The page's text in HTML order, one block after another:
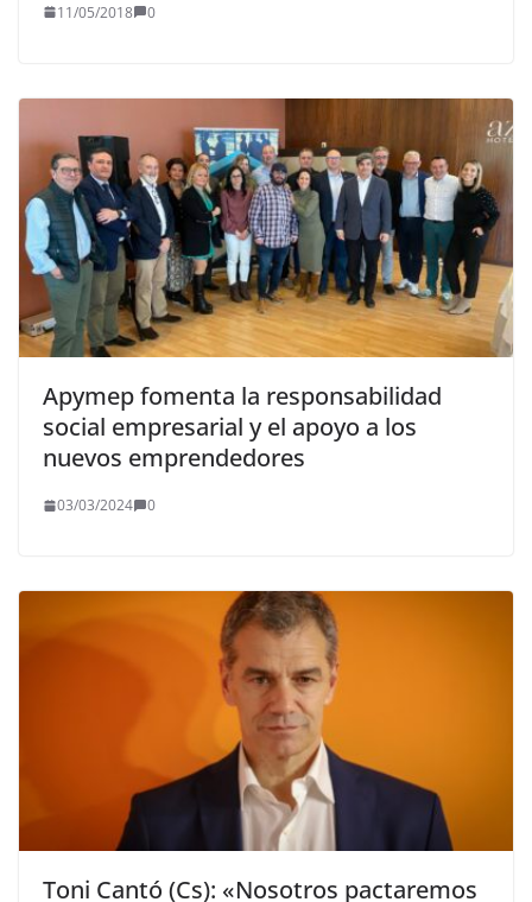
11/05/2018 0
Apymep fomenta la responsabilidad
social empresarial y el apoyo a los
nuevos emprendedores
03/03/2024 0
Toni Cantó (Cs): «Nosotros pactaremos